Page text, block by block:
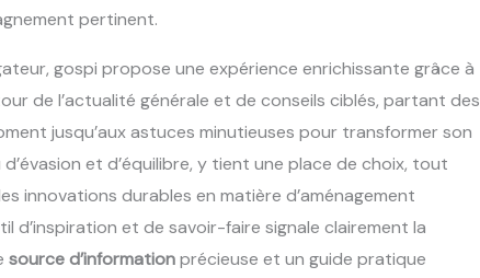
pertinent.
gospi propose une expérience enrichissante grâce à
de l’actualité générale et de conseils ciblés, partant des
jusqu’aux astuces minutieuses pour transformer son
d’évasion et d’équilibre, y tient une place de choix, tout
innovations durables en matière d’aménagement
d’inspiration et de savoir-faire signale clairement la
source d’informationprécieuse et un guide pratique